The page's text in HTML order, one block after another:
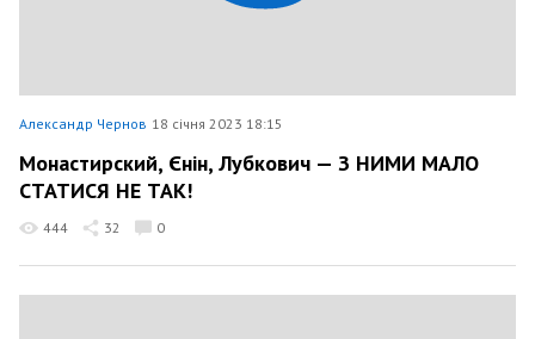
Александр Чернов 18 січня 2023 18:15
Монастирский, Єнін, Лубкович — З НИМИ МАЛО
СТАТИСЯ НЕ ТАК!
444 32 0